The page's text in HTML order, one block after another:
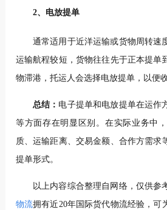
2、电放提单
通常适用于近洋运输或货物周转速
运输航程较短，货物往往先于正本提单
物滞港，托运人会选择电放提单，以便
总结： 电子提单和电放提单在运作
等方面存在明显区别。在实际业务中
质、运输距离、交易金额、合作方需求
提单形式。
以上内容综合整理自网络，仅供参
物流拥有近20年国际货代物流经验，可